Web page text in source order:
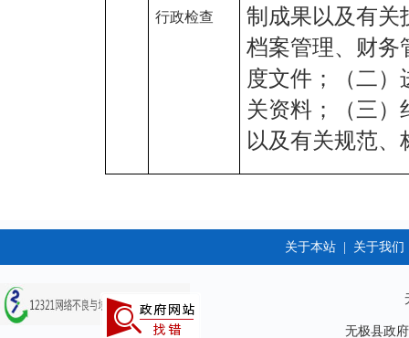
行政检查
制成果以及有关
档案管理、财务
度文件；（二
关资料；（三）
以及有关规范、